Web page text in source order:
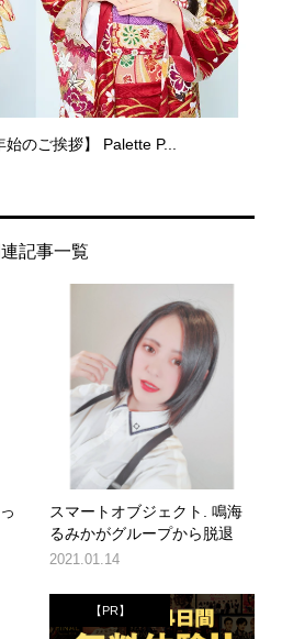
始のご挨拶】 Palette P...
記事一覧
スマートオブジェクト. 鳴海
るみかがグループから脱退
2021.01.14
【PR】